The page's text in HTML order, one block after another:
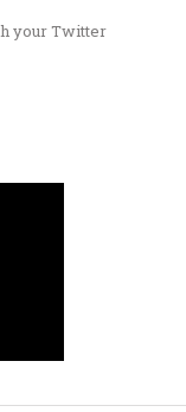
your Twitter